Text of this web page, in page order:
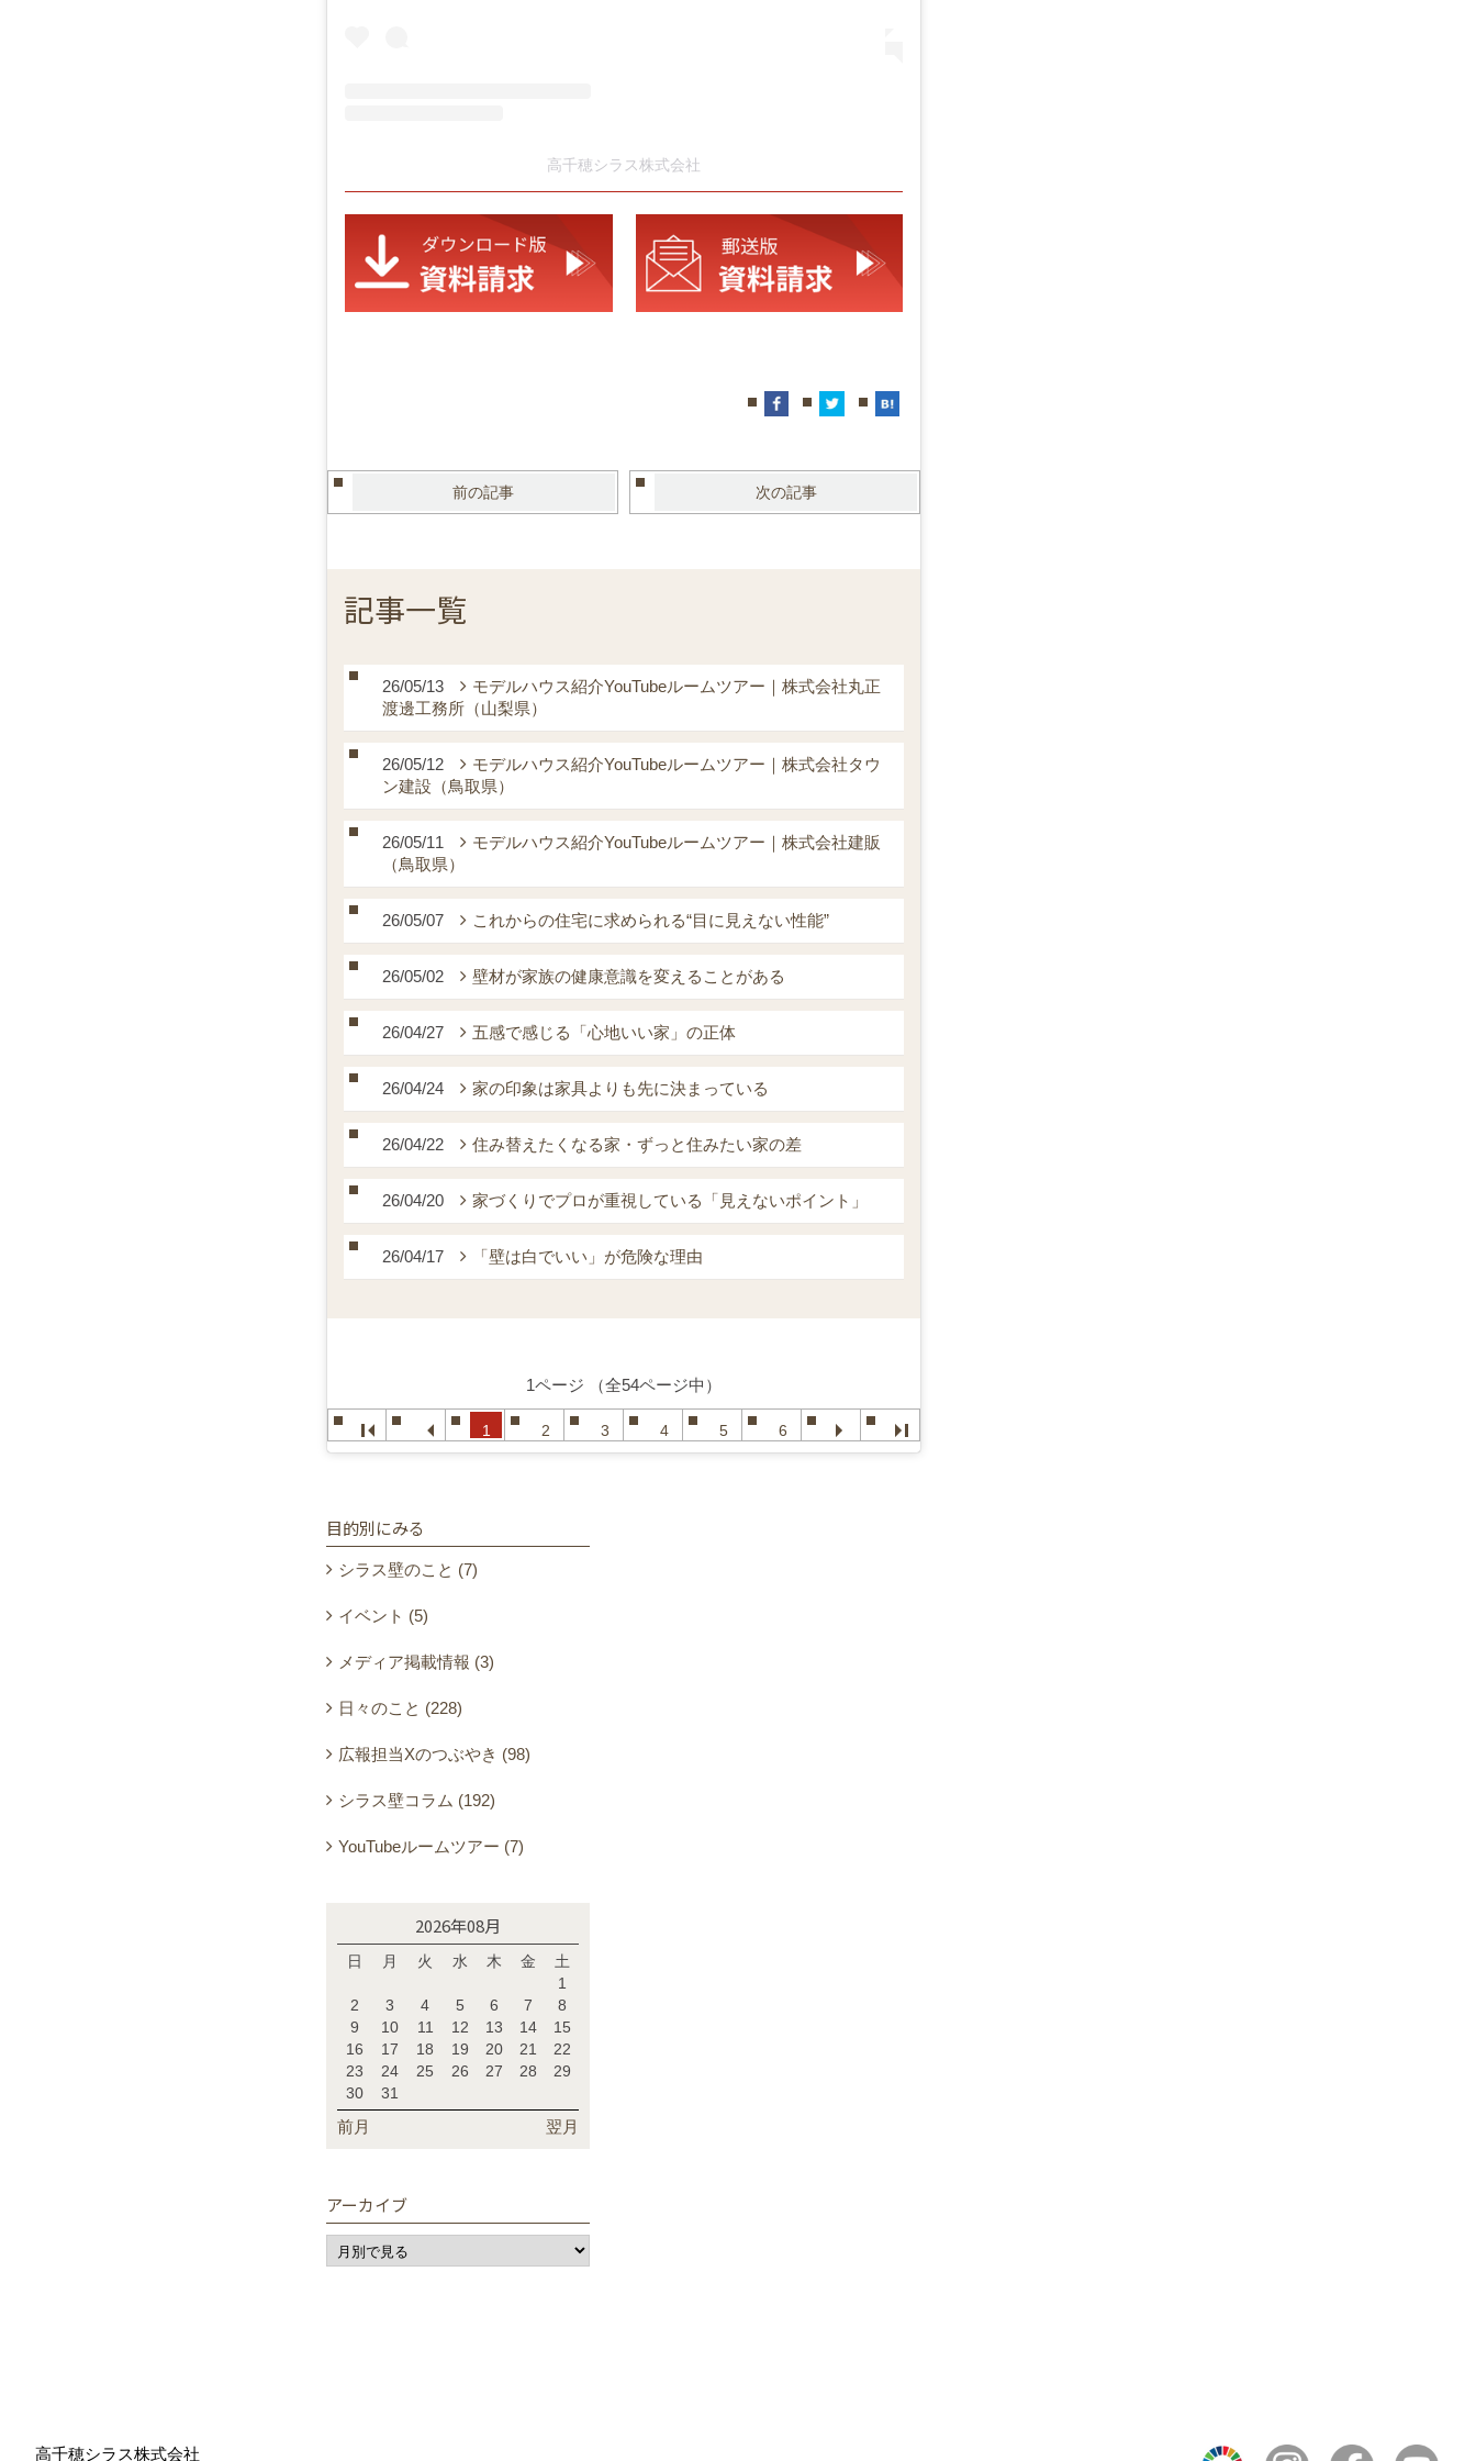
高千穂シラス株式会社
前の記事 次の記事
記事一覧
26/05/13
モデルハウス紹介YouTubeルームツアー｜株式会社丸正
渡邊工務所（山梨県）
26/05/12
モデルハウス紹介YouTubeルームツアー｜株式会社タウ
ン建設（鳥取県）
26/05/11
モデルハウス紹介YouTubeルームツアー｜株式会社建販
（鳥取県）
26/05/07 これからの住宅に求められる“目に見えない性能”
26/05/02 壁材が家族の健康意識を変えることがある
26/04/27 五感で感じる「心地いい家」の正体
26/04/24 家の印象は家具よりも先に決まっている
26/04/22 住み替えたくなる家・ずっと住みたい家の差
26/04/20 家づくりでプロが重視している「見えないポイント」
26/04/17 「壁は白でいい」が危険な理由
1ページ （全54ページ中）
1 2 3 4 5 6
目的別にみる
シラス壁のこと (7)
イベント (5)
メディア掲載情報 (3)
日々のこと (228)
広報担当Xのつぶやき (98)
シラス壁コラム (192)
YouTubeルームツアー (7)
2026年08月
日 月 火 水 木 金
土
1
2
3 4 5 6 7
8
9
10 11 12 13 14
15
16
17 18 19 20 21
22
23
24 25 26 27 28
29
30
31
前月 翌月
アーカイブ
高千穂シラス株式会社